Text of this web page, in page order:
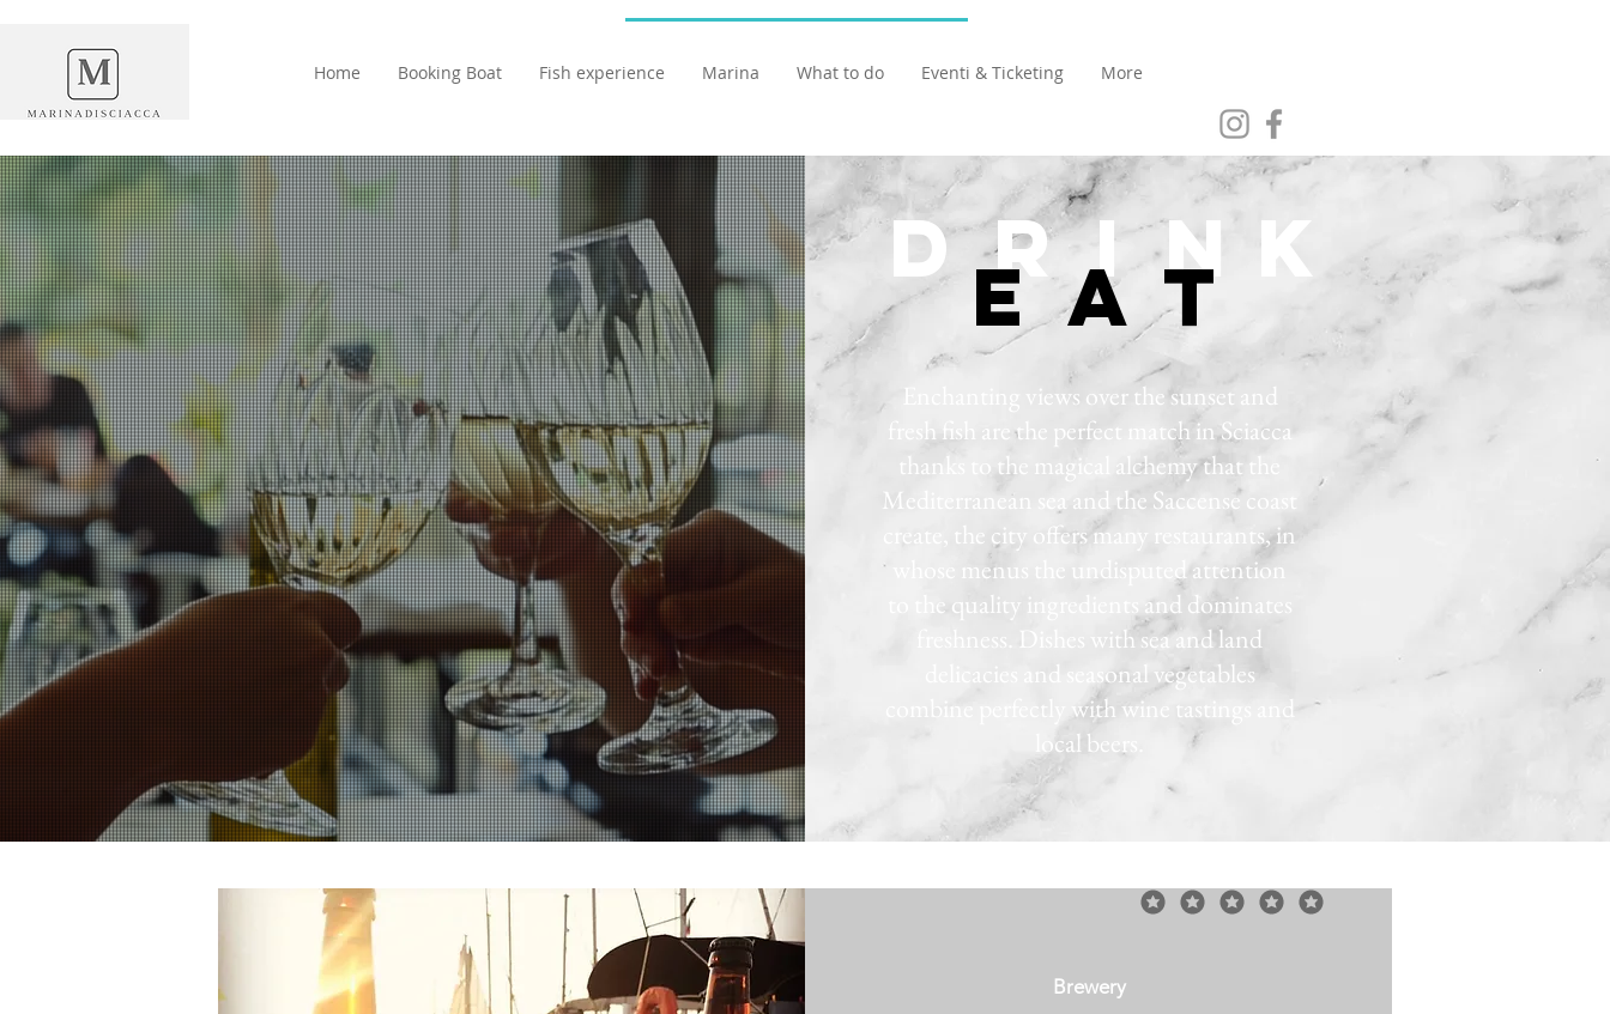
Home Booking Boat Fish experience Marina What to do Eventi & Ticketing More
Drink
Eat
Enchanting views over the sunset and
fresh fish are the perfect match in Sciacca
thanks to the magical alchemy that the
Mediterranean sea and the Saccense coast
create, the city offers many restaurants, in
whose menus the undisputed attention
to the quality ingredients and dominates
freshness. Dishes with sea and land
delicacies and seasonal vegetables
combine perfectly with wine tastings and
local beers.
Brewery